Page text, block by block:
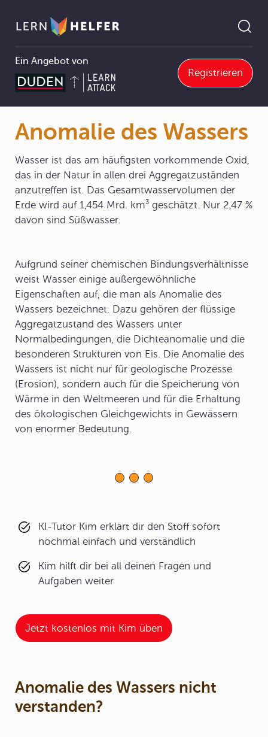
Ein Angebot von
Registrieren
Pfadnavigation
5 Periodensystem der Elemente 5.2.6 Sauerstoff und Oxide Anomalie des Wassers
Anomalie des Wassers
Wasser ist das am häufigsten vorkommende Oxid,
das in der Natur in allen drei Aggregatzuständen
anzutreffen ist. Das Gesamtwasservolumen der
Erde wird auf 1,454 Mrd. km³ geschätzt. Nur 2,47 %
davon sind Süßwasser.
Aufgrund seiner chemischen Bindungsverhältnisse
weist Wasser einige außergewöhnliche
Eigenschaften auf, die man als Anomalie des
Wassers bezeichnet. Dazu gehören der flüssige
Aggregatzustand des Wassers unter
Normalbedingungen, die Dichteanomalie und die
besonderen Strukturen von Eis. Die Anomalie des
Wassers ist nicht nur für geologische Prozesse
(Erosion), sondern auch für die Speicherung von
Wärme in den Weltmeeren und für die Erhaltung
des ökologischen Gleichgewichts in Gewässern
von enormer Bedeutung.
KI-Tutor Kim erklärt dir den Stoff sofort
nochmal einfach und verständlich
Kim hilft dir bei all deinen Fragen und
Aufgaben weiter
Jetzt kostenlos mit Kim üben
Anomalie des Wassers nicht
verstanden?